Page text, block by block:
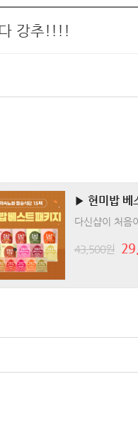
강추!!!!
▶ 현미밥 베
다신샵이 처음
43,500원